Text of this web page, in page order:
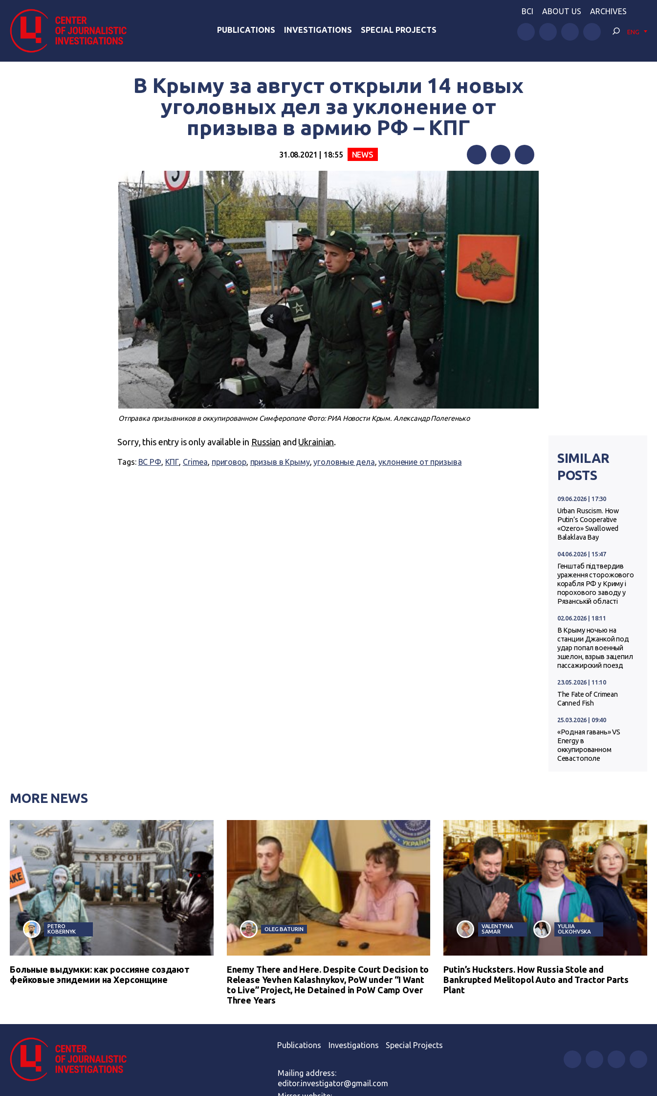
PUBLICATIONS INVESTIGATIONS SPECIAL PROJECTS
BCI ABOUT US ARCHIVES
ENG
В Крыму за август открыли 14 новых
уголовных дел за уклонение от
призыва в армию РФ – КПГ
31.08.2021 | 18:55 NEWS
Отправка призывников в оккупированном Симферополе Фото: РИА Новости Крым. Александр Полегенько
Sorry, this entry is only available in Russian and Ukrainian.
Tags: ВС РФ, КПГ, Crimea, приговор, призыв в Крыму,уголовные дела,уклонение от призыва
SIMILAR
POSTS
09.06.2026 | 17:30
Urban Ruscism. How
Putin’s Cooperative
«Ozero» Swallowed
Balaklava Bay
04.06.2026 | 15:47
Генштаб підтвердив
ураження сторожового
корабля РФ у Криму і
порохового заводу у
Рязанській області
02.06.2026 | 18:11
В Крыму ночью на
станции Джанкой под
удар попал военный
эшелон, взрыв зацепил
пассажирский поезд
23.05.2026 | 11:10
The Fate of Crimean
Canned Fish
25.03.2026 | 09:40
«Родная гавань» VS
Energy в
оккупированном
Севастополе
MORE NEWS
PETRO
KOBERNYK
Больные выдумки: как россияне создают
фейковые эпидемии на Херсонщине
OLEG BATURIN
Enemy There and Here. Despite Court Decision to
Release Yevhen Kalashnykov, PoW under “I Want
to Live” Project, He Detained in PoW Camp Over
Three Years
VALENTYNA
SAMAR
YULIIA
OLKOHVSKA
Putin’s Hucksters. How Russia Stole and
Bankrupted Melitopol Auto and Tractor Parts
Plant
Publications Investigations Special Projects
Mailing address:
editor.investigator@gmail.com